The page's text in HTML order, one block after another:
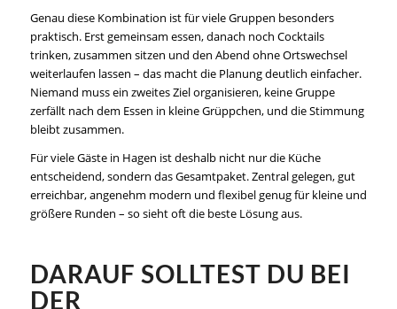
Genau diese Kombination ist für viele Gruppen besonders
praktisch. Erst gemeinsam essen, danach noch Cocktails
trinken, zusammen sitzen und den Abend ohne Ortswechsel
weiterlaufen lassen – das macht die Planung deutlich einfacher.
Niemand muss ein zweites Ziel organisieren, keine Gruppe
zerfällt nach dem Essen in kleine Grüppchen, und die Stimmung
bleibt zusammen.
Für viele Gäste in Hagen ist deshalb nicht nur die Küche
entscheidend, sondern das Gesamtpaket. Zentral gelegen, gut
erreichbar, angenehm modern und flexibel genug für kleine und
größere Runden – so sieht oft die beste Lösung aus.
DARAUF SOLLTEST DU BEI
DER